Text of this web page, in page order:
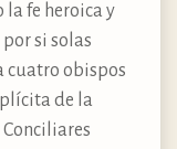
la fe heroica y
si solas
cuatro obispos
de la
Conciliares